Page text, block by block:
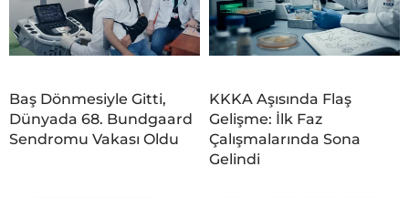
Baş Dönmesiyle Gitti,
Dünyada 68. Bundgaard
Sendromu Vakası Oldu
KKKA Aşısında Flaş
Gelişme: İlk Faz
Çalışmalarında Sona
Gelindi